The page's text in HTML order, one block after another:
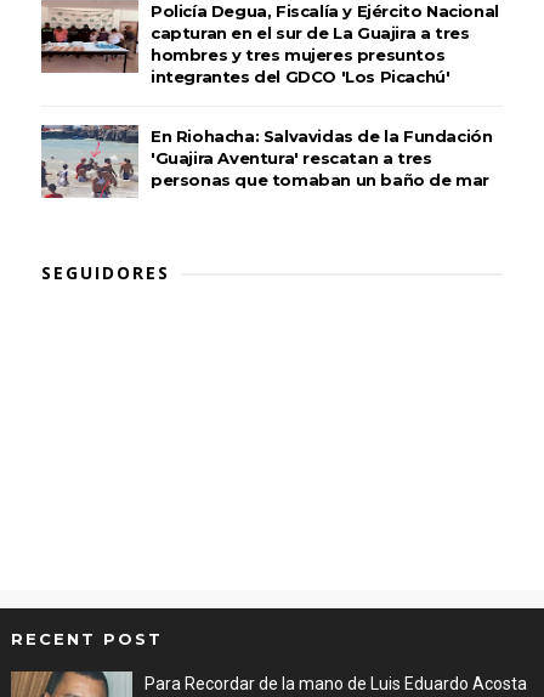
Policía Degua, Fiscalía y Ejército Nacional
capturan en el sur de La Guajira a tres
hombres y tres mujeres presuntos
integrantes del GDCO 'Los Picachú'
En Riohacha: Salvavidas de la Fundación
'Guajira Aventura' rescatan a tres
personas que tomaban un baño de mar
SEGUIDORES
RECENT POST
Para Recordar de la mano de Luis Eduardo Acosta